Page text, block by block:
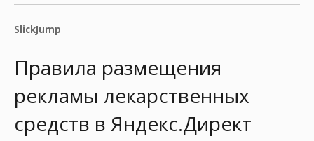
SlickJump
Правила размещения
рекламы лекарственных
средств в Яндекс.Директ